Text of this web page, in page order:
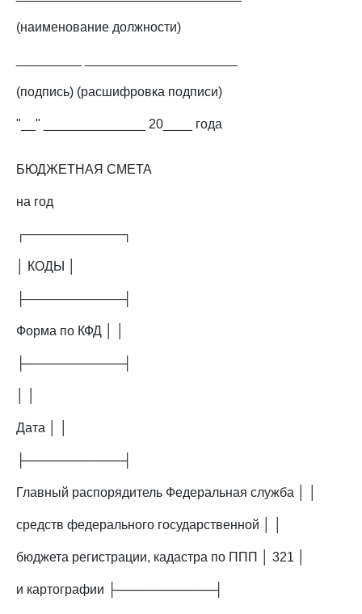
(наименование должности)
(подпись) (расшифровка подписи)
"__" ______________ 20____ года
БЮДЖЕТНАЯ СМЕТА
на год
┌───────────┐
│ КОДЫ │
├───────────┤
Форма по КФД │ │
├───────────┤
Дата │ │
├───────────┤
Главный распорядитель Федеральная служба │ │
средств федерального государственной │ │
бюджета регистрации, кадастра по ППП │ 321 │
и картографии ├───────────┤